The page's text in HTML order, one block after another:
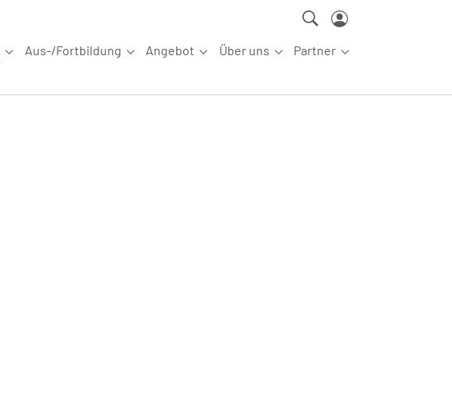
Submenu for "Wettkampfsport"
Aus-/Fortbildung
Submenu for "Aus-/Fortbildung"
Angebot
Submenu for "Angebot"
Über uns
Submenu for "Über uns"
Partner
Submenu for